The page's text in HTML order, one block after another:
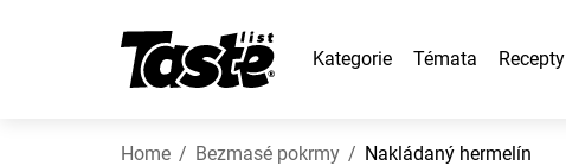
Kategorie Témata Recepty
Home Bezmasé pokrmy Nakládaný hermelín